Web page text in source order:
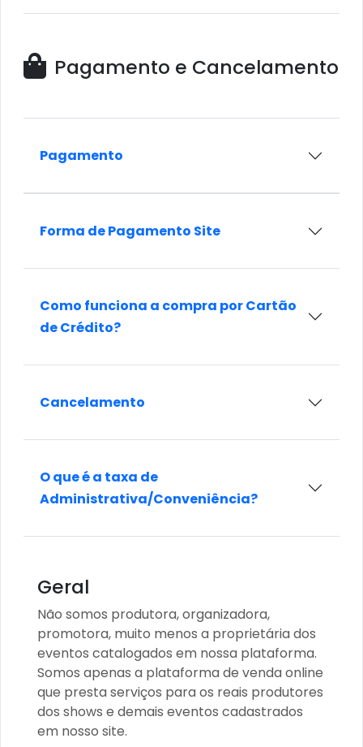
Pagamento e Cancelamento
Pagamento
Forma de Pagamento Site
Como funciona a compra por Cartão
de Crédito?
Cancelamento
O que é a taxa de
Administrativa/Conveniência?
Geral
Não somos produtora, organizadora,
promotora, muito menos a proprietária dos
eventos catalogados em nossa plataforma.
Somos apenas a plataforma de venda online
que presta serviços para os reais produtores
dos shows e demais eventos cadastrados
em nosso site.